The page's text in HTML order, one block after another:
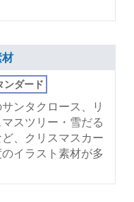
ンダード
ンタクロース、リ
スツリー・雪だる
、クリスマスカー
イラスト素材が多